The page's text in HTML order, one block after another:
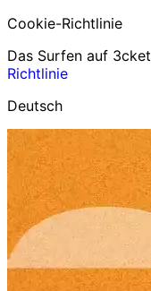
Cookie-Richtlinie
Das Surfen auf
Richtlinie
Deutsch